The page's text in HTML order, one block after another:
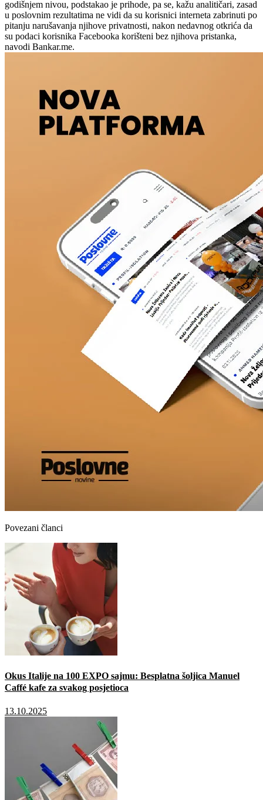
godišnjem nivou, podstakao je prihode, pa se, kažu analitičari, zasad
u poslovnim rezultatima ne vidi da su korisnici interneta zabrinuti po
pitanju narušavanja njihove privatnosti, nakon nedavnog otkrića da
su podaci korisnika Facebooka korišteni bez njihova pristanka,
navodi Bankar.me.
Povezani članci
Okus Italije na 100 EXPO sajmu: Besplatna šoljica Manuel
Caffé kafe za svakog posjetioca
13.10.2025